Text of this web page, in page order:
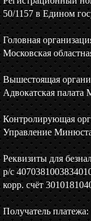
50/1157 в Едином
Головная
Московская
Вышестоящая
Адвокатская
Контролирующая
Управление
Реквизиты для
р/c
корр. счёт
Получатель